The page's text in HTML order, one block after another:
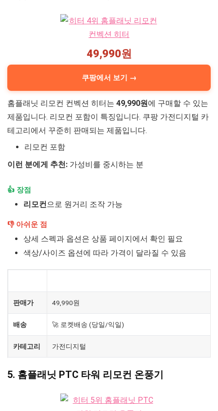
49,990원
쿠팡에서 보기 →
홈플래닛 리모컨 컨벡션 히터는 49,990원에 구매할 수 있는
제품입니다. 리모컨 포함이 특징입니다. 쿠팡 가전디지털 카
테고리에서 꾸준히 판매되는 제품입니다.
리모컨 포함
이런 분에게 추천: 가성비를 중시하는 분
👍 장점
리모컨으로 원거리 조작 가능
👎 아쉬운 점
상세 스펙과 옵션은 상품 페이지에서 확인 필요
색상/사이즈 옵션에 따라 가격이 달라질 수 있음
판매가 49,990원
배송 🚀 로켓배송 (당일/익일)
카테고리 가전디지털
5. 홈플래닛 PTC 타워 리모컨 온풍기